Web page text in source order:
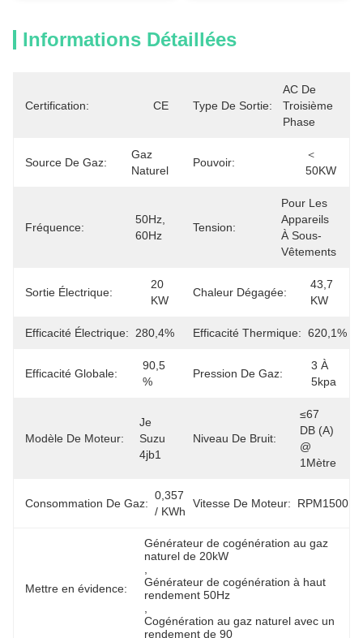
Informations Détaillées
Certification: CE Type De Sortie:
AC De
Troisième
Phase
Source De Gaz:
Gaz
Naturel
Pouvoir:
＜
50KW
Fréquence:
50Hz,
60Hz
Tension:
Pour Les
Appareils
À Sous-
Vêtements
Sortie Électrique:
20
KW
Chaleur Dégagée:
43,7
KW
Efficacité Électrique: 280,4% Efficacité Thermique: 620,1%
Efficacité Globale:
90,5
%
Pression De Gaz:
3 À
5kpa
Modèle De Moteur:
Je
Suzu
4jb1
Niveau De Bruit:
≤67
DB (a)
@
1Mètre
Consommation De Gaz:
0,357
/ KWh
Vitesse De Moteur: RPM1500
Mettre en évidence:
Générateur de cogénération au gaz
naturel de 20kW
Générateur de cogénération à haut
rendement 50Hz
Cogénération au gaz naturel avec un
rendement de 90